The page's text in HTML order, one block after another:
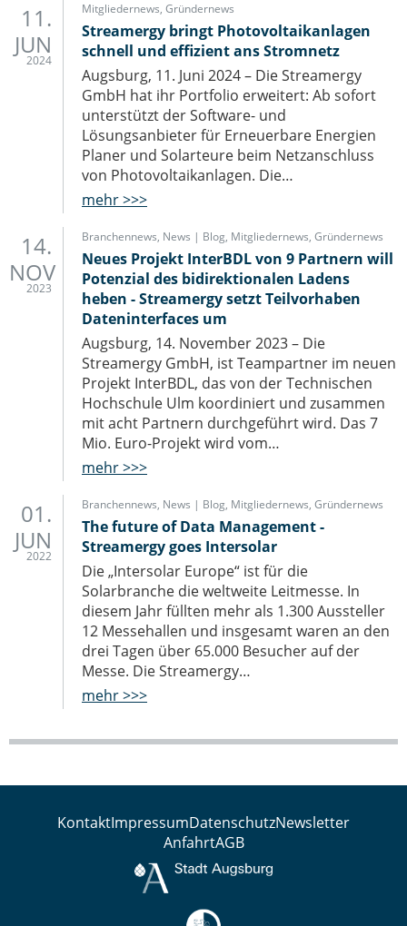
11.
JUN
2024
Mitgliedernews, Gründernews
Streamergy bringt Photovoltaikanlagen
schnell und effizient ans Stromnetz
Augsburg, 11. Juni 2024 – Die Streamergy
GmbH hat ihr Portfolio erweitert: Ab sofort
unterstützt der Software- und
Lösungsanbieter für Erneuerbare Energien
Planer und Solarteure beim Netzanschluss
von Photovoltaikanlagen. Die…
mehr >>>
14.
NOV
2023
Branchennews, News | Blog, Mitgliedernews, Gründernews
Neues Projekt InterBDL von 9 Partnern will
Potenzial des bidirektionalen Ladens
heben - Streamergy setzt Teilvorhaben
Dateninterfaces um
Augsburg, 14. November 2023 – Die
Streamergy GmbH, ist Teampartner im neuen
Projekt InterBDL, das von der Technischen
Hochschule Ulm koordiniert und zusammen
mit acht Partnern durchgeführt wird. Das 7
Mio. Euro-Projekt wird vom…
mehr >>>
01.
JUN
2022
Branchennews, News | Blog, Mitgliedernews, Gründernews
The future of Data Management -
Streamergy goes Intersolar
Die „Intersolar Europe“ ist für die
Solarbranche die weltweite Leitmesse. In
diesem Jahr füllten mehr als 1.300 Aussteller
12 Messehallen und insgesamt waren an den
drei Tagen über 65.000 Besucher auf der
Messe. Die Streamergy…
mehr >>>
KontaktImpressumDatenschutzNewsletter
AnfahrtAGB